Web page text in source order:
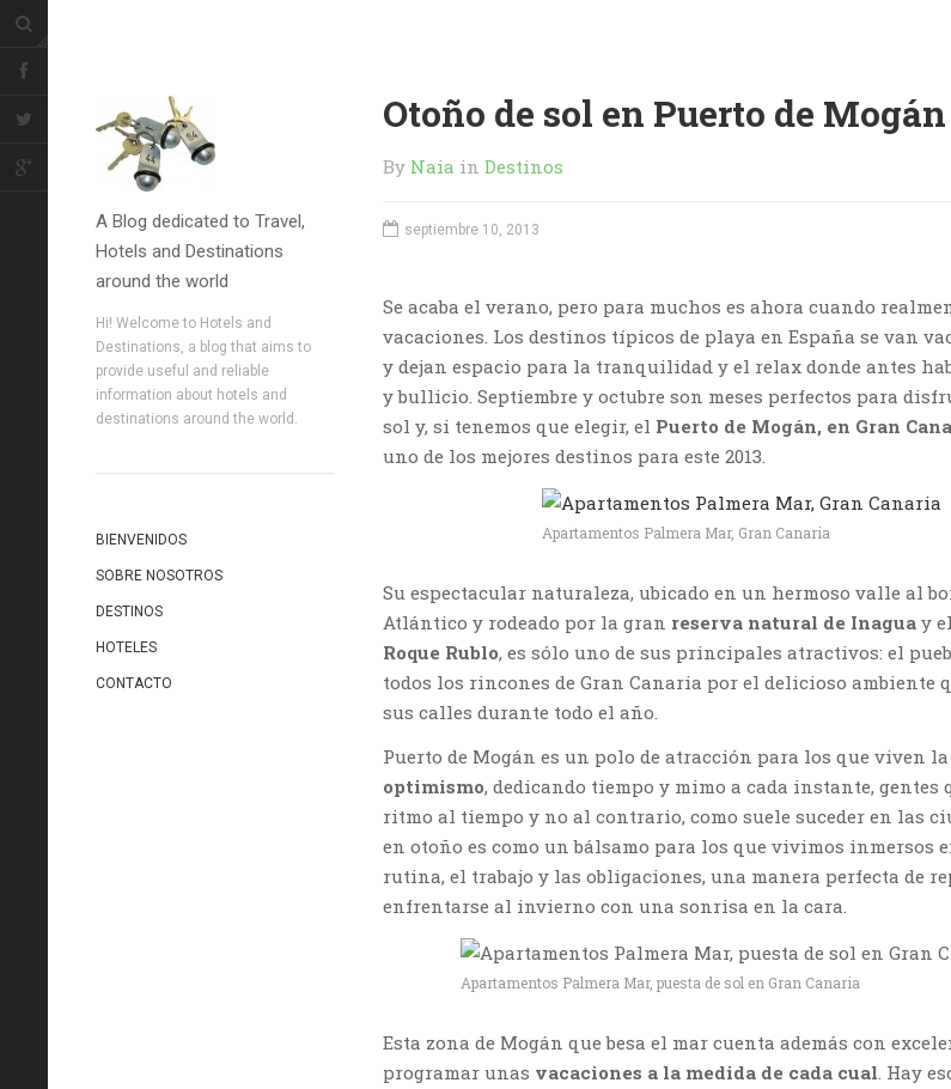
A Blog dedicated to Travel,
Hotels and Destinations
around the world
Hi! Welcome to Hotels and
Destinations, a blog that aims to
provide useful and reliable
information about hotels and
destinations around the world.
BIENVENIDOS
SOBRE NOSOTROS
DESTINOS
HOTELES
CONTACTO
Otoño de sol en Puerto de Mogán
By Naia in Destinos
septiembre 10, 2013
Se acaba el verano, pero para muchos es ahora cuando
vacaciones. Los destinos típicos de playa en España se van
y dejan espacio para la tranquilidad y el relax donde antes
y bullicio. Septiembre y octubre son meses perfectos para
sol y, si tenemos que elegir, el Puerto de Mogán, en Gran
uno de los mejores destinos para este 2013.
Apartamentos Palmera Mar, Gran Canaria
Su espectacular naturaleza, ubicado en un hermoso valle al
Atlántico y rodeado por la gran reserva natural de Inagua y el
Roque Rublo, es sólo uno de sus principales atractivos: el
todos los rincones de Gran Canaria por el delicioso ambiente
sus calles durante todo el año.
Puerto de Mogán es un polo de atracción para los que viven la
optimismo, dedicando tiempo y mimo a cada instante, gentes
ritmo al tiempo y no al contrario, como suele suceder en las
en otoño es como un bálsamo para los que vivimos inmersos
rutina, el trabajo y las obligaciones, una manera perfecta de
enfrentarse al invierno con una sonrisa en la cara.
Apartamentos Palmera Mar, puesta de sol en Gran Canaria
Esta zona de Mogán que besa el mar cuenta además con
programar unas vacaciones a la medida de cada cual. Hay